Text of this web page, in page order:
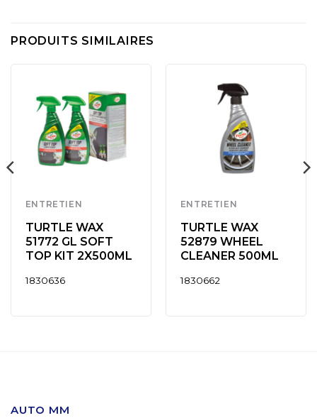
PRODUITS SIMILAIRES
ENTRETIEN
TURTLE WAX
51772 GL SOFT
TOP KIT 2X500ML
1830636
ENTRETIEN
TURTLE WAX
52879 WHEEL
CLEANER 500ML
1830662
AUTO MM